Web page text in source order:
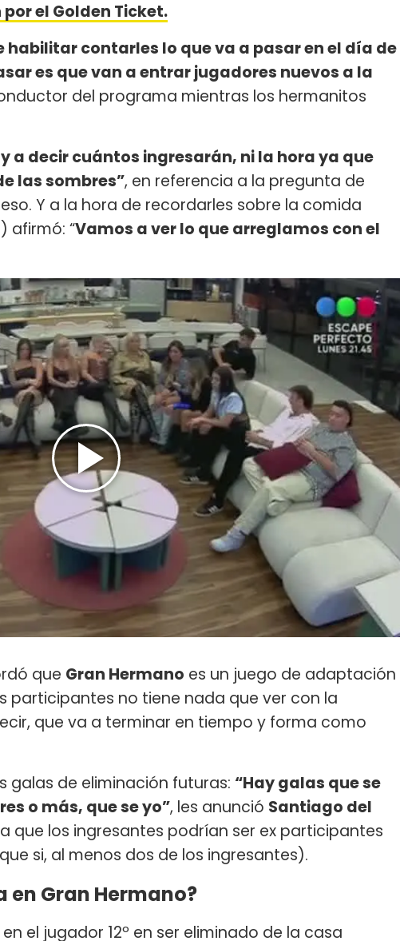
el Golden Ticket.
habilitar contarles lo que va a pasar en el día de
es que van a entrar jugadores nuevos a la
del programa mientras los hermanitos
a decir cuántos ingresarán, ni la hora ya que
las sombres”, en referencia a la pregunta de
Y a la hora de recordarles sobre la comida
afirmó: “Vamos a ver lo que arreglamos con el
que Gran Hermano es un juego de adaptación
participantes no tiene nada que ver con la
que va a terminar en tiempo y forma como
galas de eliminación futuras: “Hay galas que se
o más, que se yo”, les anunció Santiago del
que los ingresantes podrían ser ex participantes
si, al menos dos de los ingresantes).
en Gran Hermano?
el jugador 12º en ser eliminado de la casa